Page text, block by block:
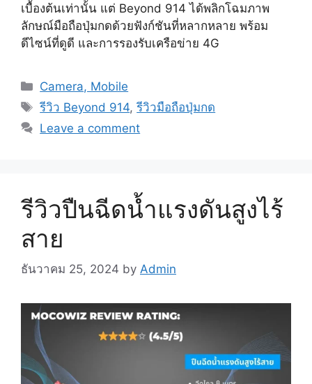
เบื้องต้นเท่านั้น แต่ Beyond 914 ได้พลิกโฉมภาพ
ลักษณ์มือถือปุ่มกดด้วยฟังก์ชันที่หลากหลาย พร้อม
ดีไซน์ที่ดูดี และการรองรับเครือข่าย 4G
Categories
Camera, Mobile
Tags
รีวิว Beyond 914,รีวิวมือถือปุ่มกด
Leave a comment
รีวิวปืนฉีดน้ำแรงดันสูงไร้
สาย
ธันวาคม 25, 2024 by Admin